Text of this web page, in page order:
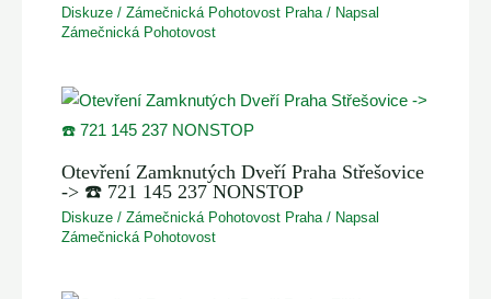
Diskuze /Zámečnická Pohotovost Praha/ Napsal
Zámečnická Pohotovost
Otevření Zamknutých Dveří Praha Střešovice
-> ☎️ 721 145 237 NONSTOP
Diskuze /Zámečnická Pohotovost Praha/ Napsal
Zámečnická Pohotovost